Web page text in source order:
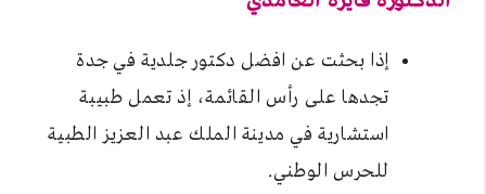
إذا بحثت عن افضل دكتور جلدية في جدة
تجدها على رأس القائمة، إذ تعمل طبيبة
استشارية في مدينة الملك عبد العزيز الطبية
للحرس الوطني.